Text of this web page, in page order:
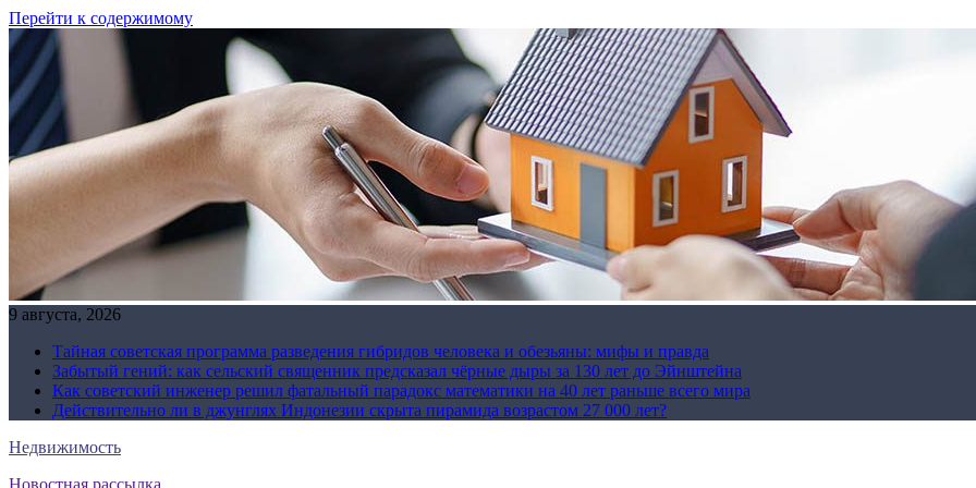
Перейти к содержимому
9 августа, 2026
Тайная советская программа разведения гибридов человека и обезьяны: мифы и правда
Забытый гений: как сельский священник предсказал чёрные дыры за 130 лет до Эйнштейна
Как советский инженер решил фатальный парадокс математики на 40 лет раньше всего мира
Действительно ли в джунглях Индонезии скрыта пирамида возрастом 27 000 лет?
Недвижимость
Новостная рассылка